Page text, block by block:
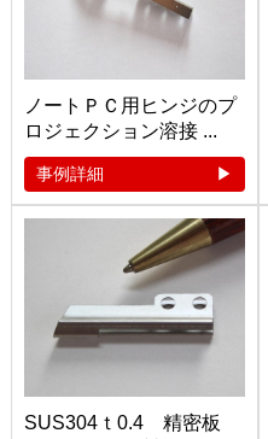
ノートＰＣ用ヒンジのプ
ロジェクション溶接 ...
事例詳細
SUS304ｔ0.4 精密板